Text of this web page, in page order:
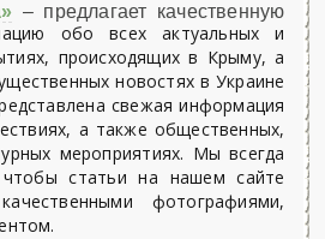
– предлагает качественную
обо всех актуальных и
происходящих в Крыму, а
новостях в Украине
свежая информация
а также общественных,
мероприятиях. Мы всегда
статьи на нашем сайте
фотографиями,